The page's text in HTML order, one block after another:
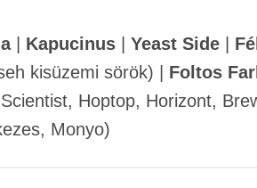
| Kapucinus |Yeast Side
kisüzemi sörök) | Foltos
Hoptop, Horizont,
Monyo)